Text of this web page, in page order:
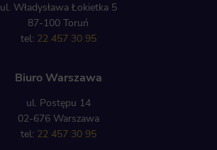
ul. Władysława Łokietka 5
87-100 Toruń
tel: 22 457 30 95
Biuro Warszawa
ul. Postępu 14
02-676 Warszawa
tel: 22 457 30 95